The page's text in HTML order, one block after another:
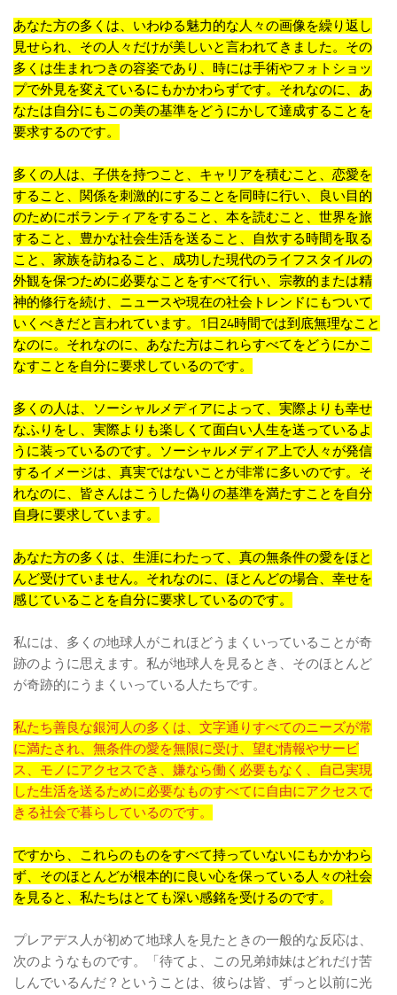
あなた方の多くは、いわゆる魅力的な人々の画像を繰り返し
見せられ、その人々だけが美しいと言われてきました。その
多くは生まれつきの容姿であり、時には手術やフォトショッ
プで外見を変えているにもかかわらずです。それなのに、あ
なたは自分にもこの美の基準をどうにかして達成することを
要求するのです。
多くの人は、子供を持つこと、キャリアを積むこと、恋愛を
すること、関係を刺激的にすることを同時に行い、良い目的
のためにボランティアをすること、本を読むこと、世界を旅
すること、豊かな社会生活を送ること、自炊する時間を取る
こと、家族を訪ねること、成功した現代のライフスタイルの
外観を保つために必要なことをすべて行い、宗教的または精
神的修行を続け、ニュースや現在の社会トレンドにもついて
いくべきだと言われています。1日24時間では到底無理なこと
なのに。それなのに、あなた方はこれらすべてをどうにかこ
なすことを自分に要求しているのです。
多くの人は、ソーシャルメディアによって、実際よりも幸せ
なふりをし、実際よりも楽しくて面白い人生を送っているよ
うに装っているのです。ソーシャルメディア上で人々が発信
するイメージは、真実ではないことが非常に多いのです。そ
れなのに、皆さんはこうした偽りの基準を満たすことを自分
自身に要求しています。
あなた方の多くは、生涯にわたって、真の無条件の愛をほと
んど受けていません。それなのに、ほとんどの場合、幸せを
感じていることを自分に要求しているのです。
私には、多くの地球人がこれほどうまくいっていることが奇
跡のように思えます。私が地球人を見るとき、そのほとんど
が奇跡的にうまくいっている人たちです。
私たち善良な銀河人の多くは、文字通りすべてのニーズが常
に満たされ、無条件の愛を無限に受け、望む情報やサービ
ス、モノにアクセスでき、嫌なら働く必要もなく、自己実現
した生活を送るために必要なものすべてに自由にアクセスで
きる社会で暮らしているのです。
ですから、これらのものをすべて持っていないにもかかわら
ず、そのほとんどが根本的に良い心を保っている人々の社会
を見ると、私たちはとても深い感銘を受けるのです。
プレアデス人が初めて地球人を見たときの一般的な反応は、
次のようなものです。「待てよ、この兄弟姉妹はどれだけ苦
しんでいるんだ？ということは、彼らは皆、ずっと以前に光